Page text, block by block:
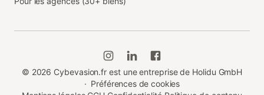
© 2026 Cybevasion.fr est une entreprise de Holidu GmbH
· Préférences de cookies